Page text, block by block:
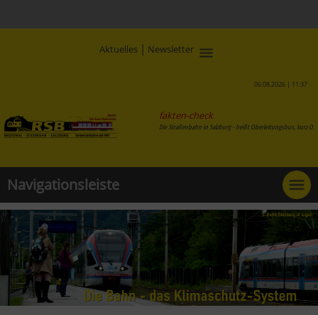
Aktuelles | Newsletter
06.08.2026 | 11:37
fakten-check
Die Straßenbahn in Salzburg - heißt Oberleitu
Navigationsleiste